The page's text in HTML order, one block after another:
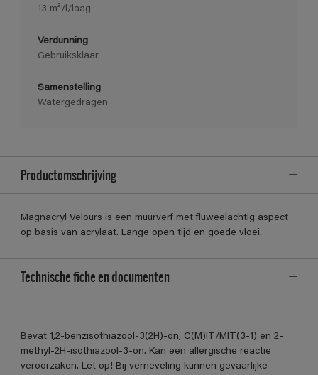
13 m²/l/laag
Verdunning
Gebruiksklaar
Samenstelling
Watergedragen
Productomschrijving
Magnacryl Velours is een muurverf met fluweelachtig aspect
op basis van acrylaat. Lange open tijd en goede vloei.
Technische fiche en documenten
Bevat 1,2-benzisothiazool-3(2H)-on, C(M)IT/MIT(3-1) en 2-
methyl-2H-isothiazool-3-on. Kan een allergische reactie
veroorzaken. Let op! Bij verneveling kunnen gevaarlijke